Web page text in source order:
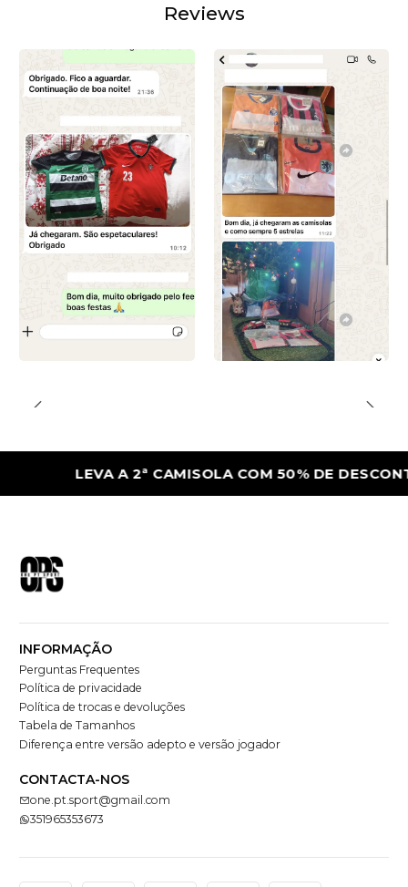
Reviews
LEVA A 2ª CAMISOLA COM 50% DE DESCONTO
INFORMAÇÃO
Perguntas Frequentes
Política de privacidade
Política de trocas e devoluções
Tabela de Tamanhos
Diferença entre versão adepto e versão jogador
CONTACTA-NOS
one.pt.sport@gmail.com
351965353673